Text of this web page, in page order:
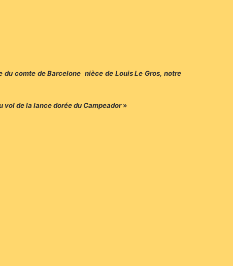
comte de Barcelone nièce de Louis Le Gros, notre
vol de la lance dorée du Campeador»